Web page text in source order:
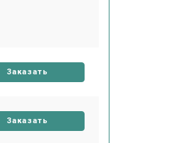
Заказать
Заказать